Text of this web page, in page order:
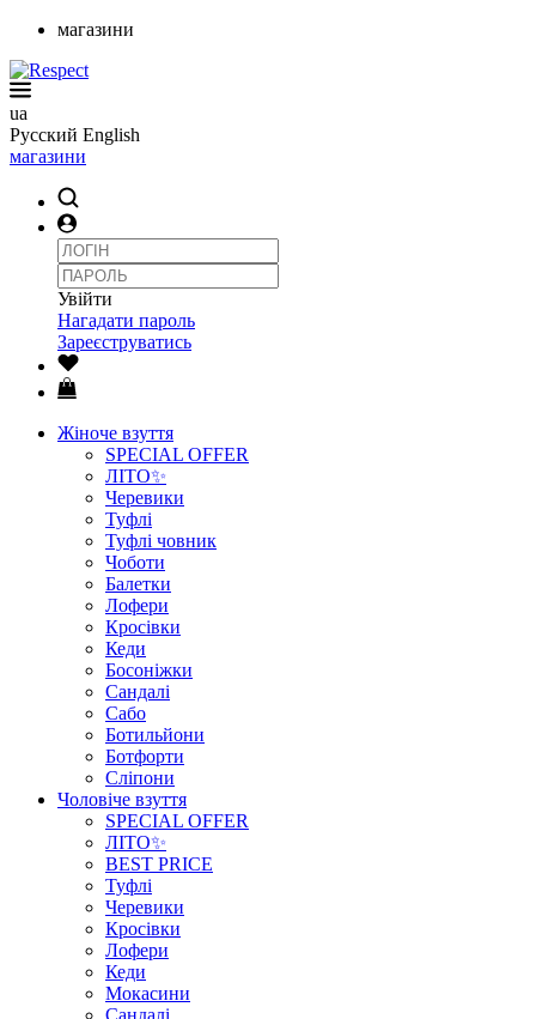
магазини
ua
Русский English
магазини
Увійти
Нагадати пароль
Зареєструватись
Жіноче взуття
SPECIAL OFFER
ЛІТО✨
Черевики
Туфлі
Туфлі човник
Чоботи
Балетки
Лофери
Кросівки
Кеди
Босоніжки
Сандалі
Сабо
Ботильйони
Ботфорти
Сліпони
Чоловіче взуття
SPECIAL OFFER
ЛІТО✨
BEST PRICE
Туфлі
Черевики
Кросівки
Лофери
Кеди
Мокасини
Сандалі